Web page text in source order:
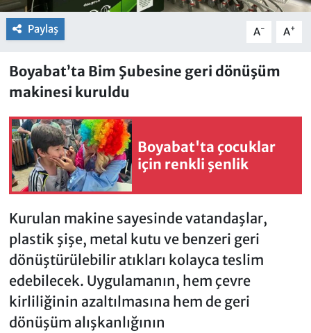
Paylaş A- A+
Boyabat’ta Bim Şubesine geri dönüşüm
makinesi kuruldu
Boyabat'ta çocuklar
için renkli şenlik
Kurulan makine sayesinde vatandaşlar,
plastik şişe, metal kutu ve benzeri geri
dönüştürülebilir atıkları kolayca teslim
edebilecek. Uygulamanın, hem çevre
kirliliğinin azaltılmasına hem de geri
dönüşüm alışkanlığının